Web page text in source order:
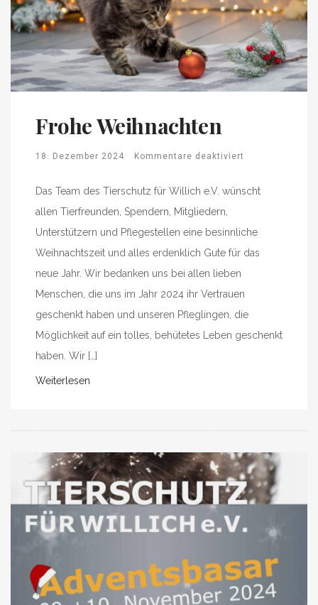
Frohe Weihnachten
18. Dezember 2024 Kommentare deaktiviert
Das Team des Tierschutz für Willich e.V. wünscht
allen Tierfreunden, Spendern, Mitgliedern,
Unterstützern und Pflegestellen eine besinnliche
Weihnachtszeit und alles erdenklich Gute für das
neue Jahr. Wir bedanken uns bei allen lieben
Menschen, die uns im Jahr 2024 ihr Vertrauen
geschenkt haben und unseren Pfleglingen, die
Möglichkeit auf ein tolles, behütetes Leben geschenkt
haben. Wir […]
Weiterlesen